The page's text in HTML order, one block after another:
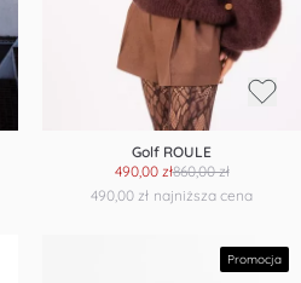
Golf ROULE
490,00 zł860,00 zł
najniższa cena
490,00 zł
Promocja